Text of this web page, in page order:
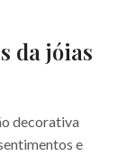
da jóias
decorativa
e